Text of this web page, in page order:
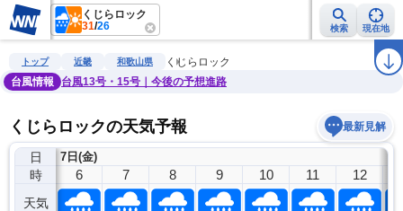
くじらロック
31/26 検索 現在地
雨雲レーダー 台風情報 地震情報 ラ
トップ 近畿 和歌山県
くじらロック
台風情報
台風13号・15号｜今後の予想進路
くじらロックの天気予報 最新見解
日
時
天気
7日(金)
5 6 7 8 9 10 11 12